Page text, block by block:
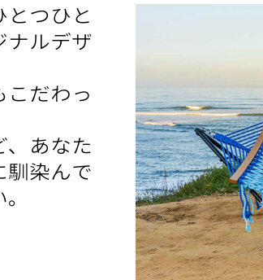
つひと​
ナルデザ​
だわっ​
、あなた​
馴染んで​